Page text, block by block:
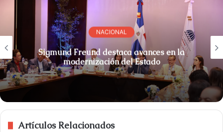
NACIONAL
Sigmund Freund destaca avances en la
modernización del Estado
Artículos Relacionados